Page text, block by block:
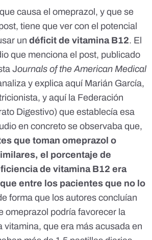
causa el omeprazol, y que se
tiene que ver con el potencial
un déficit de vitamina B12. El
que menciona el post, publicado
Journals of the American Medical
y explica aquíMarián García,
y aquíla Federación
Digestivo) que establecía esa
en concreto se observaba que,
que toman omeprazol o
el porcentaje de
de vitamina B12 era
entre los pacientes que no lo
forma que los autores concluían
omeprazol podría favorecer la
vitamina, que era más acusada en